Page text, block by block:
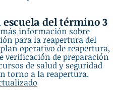
del término 3
información sobre
para la reapertura del
operativo de reapertura,
verificación de preparación
de salud y seguridad
torno a la reapertura.